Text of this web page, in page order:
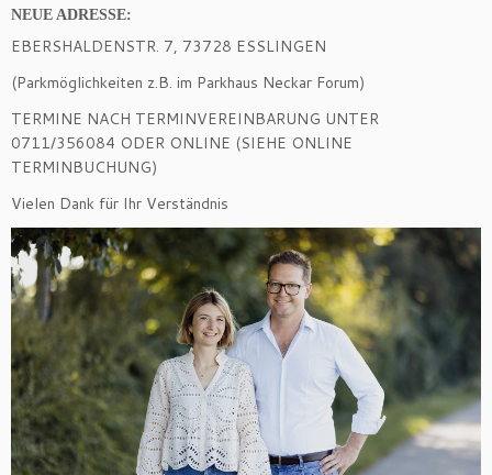
NEUE ADRESSE:
EBERSHALDENSTR. 7, 73728 ESSLINGEN
(Parkmöglichkeiten z.B. im Parkhaus Neckar Forum)
TERMINE NACH TERMINVEREINBARUNG UNTER
0711/356084 ODER ONLINE (SIEHE ONLINE
TERMINBUCHUNG)
Vielen Dank für Ihr Verständnis